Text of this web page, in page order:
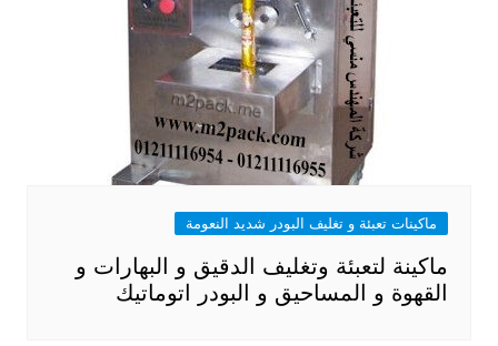
ماكينات تعبئة و تغليف البودر شديد النعومة
ماكينة لتعبئة وتغليف الدقيق و البهارات و
القهوة و المساحيق و البودر اتوماتيك